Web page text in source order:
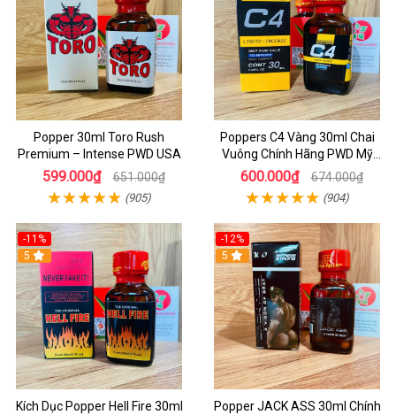
Popper 30ml Toro Rush
Premium – Intense PWD USA
599.000₫ 651.000₫
(905)
Poppers C4 Vàng 30ml Chai
Vuông Chính Hãng PWD Mỹ
Tăng Hưng Phấn Cho Top Bot
600.000₫ 674.000₫
(904)
-11%
5
Kích Dục Popper Hell Fire 30ml
-12%
5
Popper JACK ASS 30ml Chính